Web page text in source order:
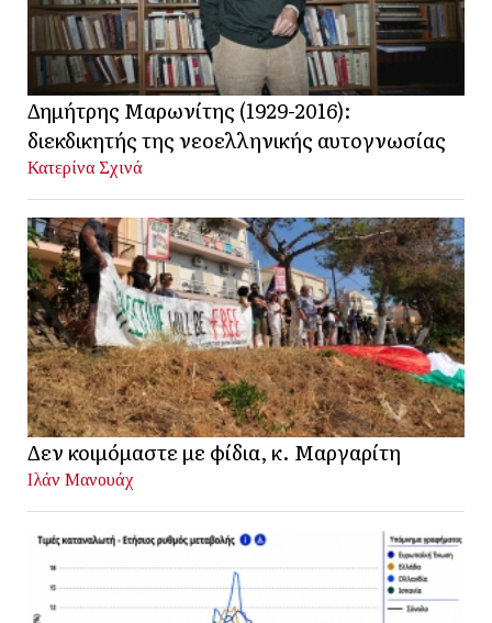
Δημήτρης Μαρωνίτης (1929-2016):
διεκδικητής της νεοελληνικής αυτογνωσίας
Κατερίνα Σχινά
Δεν κοιμόμαστε με φίδια, κ. Μαργαρίτη
Ιλάν Μανουάχ